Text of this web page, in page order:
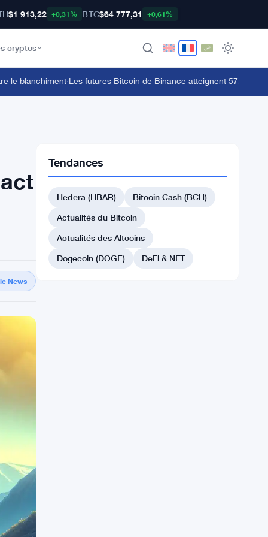
$1 913,22 +0,31% BTC$64 777,31 +0,61%
cryptos
blanchiment·Les futures Bitcoin de Binance atteignent 57,82
News
Tendances
Hedera (HBAR)
Bitcoin Cash (BCH)
Actualités du Bitcoin
Actualités des Altcoins
Dogecoin (DOGE)
DeFi & NFT